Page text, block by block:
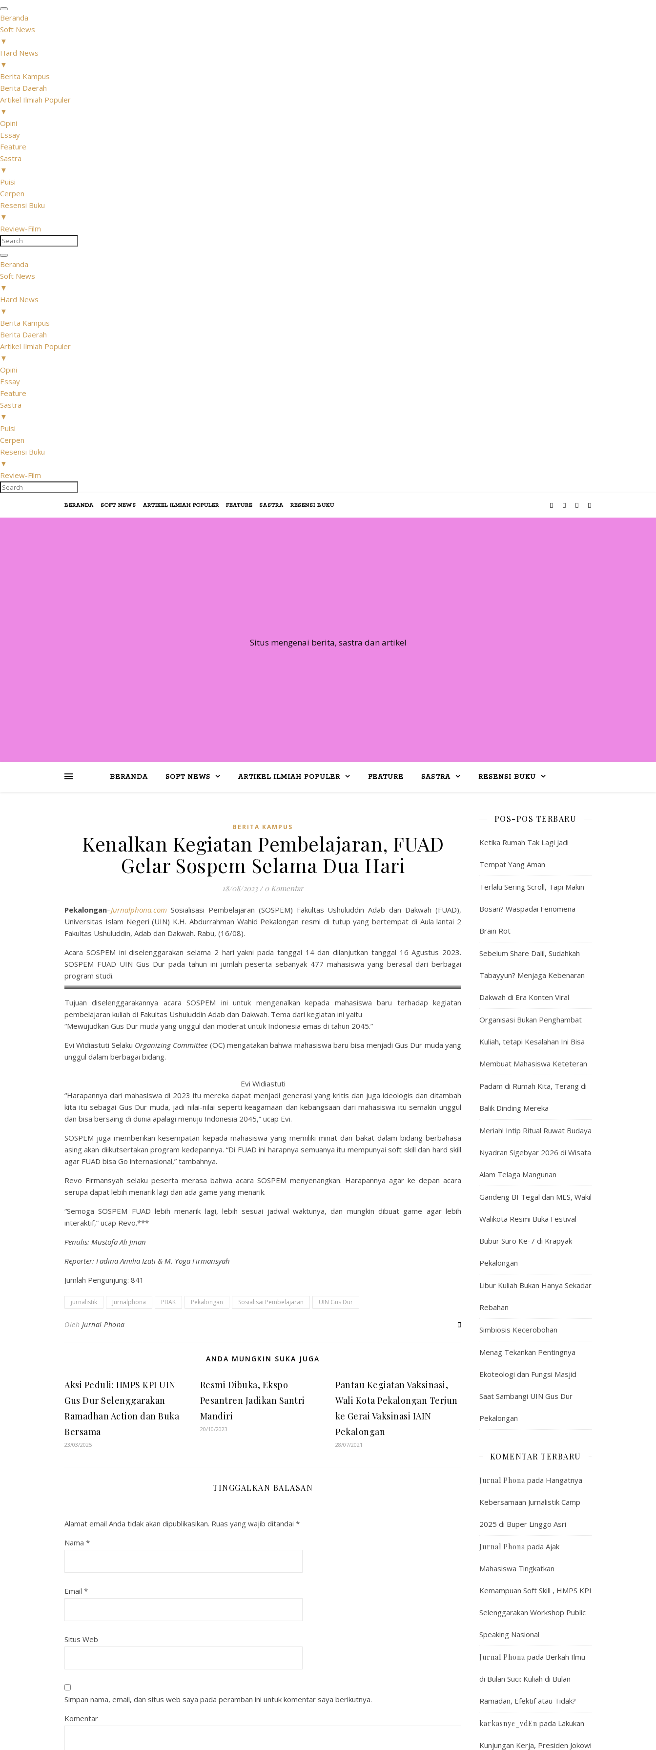
Beranda
Soft News
▼
Hard News
▼
Berita Kampus
Berita Daerah
Artikel Ilmiah Populer
▼
Opini
Essay
Feature
Sastra
▼
Puisi
Cerpen
Resensi Buku
▼
Review-Film
Beranda
Soft News
▼
Hard News
▼
Berita Kampus
Berita Daerah
Artikel Ilmiah Populer
▼
Opini
Essay
Feature
Sastra
▼
Puisi
Cerpen
Resensi Buku
▼
Review-Film
BERANDA SOFT NEWS ARTIKEL ILMIAH POPULER FEATURE SASTRA RESENSI BUKU
Situs mengenai berita, sastra dan artikel
BERANDA SOFT NEWS ARTIKEL ILMIAH POPULER FEATURE SASTRA RESENSI BUKU
BERITA KAMPUS
Kenalkan Kegiatan Pembelajaran, FUAD
Gelar Sospem Selama Dua Hari
18/08/2023 / 0 Komentar
Pekalongan–Jurnalphona.com Sosialisasi Pembelajaran (SOSPEM) Fakultas Ushuluddin Adab dan Dakwah (FUAD),
Universitas Islam Negeri (UIN) K.H. Abdurrahman Wahid Pekalongan resmi di tutup yang bertempat di Aula lantai 2
Fakultas Ushuluddin, Adab dan Dakwah. Rabu, (16/08).
Acara SOSPEM ini diselenggarakan selama 2 hari yakni pada tanggal 14 dan dilanjutkan tanggal 16 Agustus 2023.
SOSPEM FUAD UIN Gus Dur pada tahun ini jumlah peserta sebanyak 477 mahasiswa yang berasal dari berbagai
program studi.
Peserta Sospem FUAD 2023
Tujuan diselenggarakannya acara SOSPEM ini untuk mengenalkan kepada mahasiswa baru terhadap kegiatan
pembelajaran kuliah di Fakultas Ushuluddin Adab dan Dakwah. Tema dari kegiatan ini yaitu
“Mewujudkan Gus Dur muda yang unggul dan moderat untuk Indonesia emas di tahun 2045.”
Evi Widiastuti Selaku Organizing Committee (OC) mengatakan bahwa mahasiswa baru bisa menjadi Gus Dur muda yang
unggul dalam berbagai bidang.
Evi Widiastuti
“Harapannya dari mahasiswa di 2023 itu mereka dapat menjadi generasi yang kritis dan juga ideologis dan ditambah
kita itu sebagai Gus Dur muda, jadi nilai-nilai seperti keagamaan dan kebangsaan dari mahasiswa itu semakin unggul
dan bisa bersaing di dunia apalagi menuju Indonesia 2045,” ucap Evi.
SOSPEM juga memberikan kesempatan kepada mahasiswa yang memiliki minat dan bakat dalam bidang berbahasa
asing akan diikutsertakan program kedepannya. “Di FUAD ini harapnya semuanya itu mempunyai soft skill dan hard skill
agar FUAD bisa Go internasional,” tambahnya.
Revo Firmansyah selaku peserta merasa bahwa acara SOSPEM menyenangkan. Harapannya agar ke depan acara
serupa dapat lebih menarik lagi dan ada game yang menarik.
“Semoga SOSPEM FUAD lebih menarik lagi, lebih sesuai jadwal waktunya, dan mungkin dibuat game agar lebih
interaktif,” ucap Revo.***
Penulis: Mustofa Ali Jinan
Reporter: Fadina Amilia Izati & M. Yoga Firmansyah
Jumlah Pengunjung: 841
jurnalistik Jurnalphona PBAK Pekalongan Sosialisai Pembelajaran UIN Gus Dur
Oleh Jurnal Phona
ANDA MUNGKIN SUKA JUGA
Aksi Peduli: HMPS KPI UIN
Gus Dur Selenggarakan
Ramadhan Action dan Buka
Bersama
23/03/2025
Resmi Dibuka, Ekspo
Pesantren Jadikan Santri
Mandiri
20/10/2023
Pantau Kegiatan Vaksinasi,
Wali Kota Pekalongan Terjun
ke Gerai Vaksinasi IAIN
Pekalongan
28/07/2021
TINGGALKAN BALASAN
Alamat email Anda tidak akan dipublikasikan. Ruas yang wajib ditandai *
Nama *
Email *
Situs Web
Simpan nama, email, dan situs web saya pada peramban ini untuk komentar saya berikutnya.
Komentar
POS-POS TERBARU
Ketika Rumah Tak Lagi Jadi
Tempat Yang Aman
Terlalu Sering Scroll, Tapi Makin
Bosan? Waspadai Fenomena
Brain Rot
Sebelum Share Dalil, Sudahkah
Tabayyun? Menjaga Kebenaran
Dakwah di Era Konten Viral
Organisasi Bukan Penghambat
Kuliah, tetapi Kesalahan Ini Bisa
Membuat Mahasiswa Keteteran
Padam di Rumah Kita, Terang di
Balik Dinding Mereka
Meriah! Intip Ritual Ruwat Budaya
Nyadran Sigebyar 2026 di Wisata
Alam Telaga Mangunan
Gandeng BI Tegal dan MES, Wakil
Walikota Resmi Buka Festival
Bubur Suro Ke-7 di Krapyak
Pekalongan
Libur Kuliah Bukan Hanya Sekadar
Rebahan
Simbiosis Kecerobohan
Menag Tekankan Pentingnya
Ekoteologi dan Fungsi Masjid
Saat Sambangi UIN Gus Dur
Pekalongan
KOMENTAR TERBARU
Jurnal Phona pada Hangatnya
Kebersamaan Jurnalistik Camp
2025 di Buper Linggo Asri
Jurnal Phona pada Ajak
Mahasiswa Tingkatkan
Kemampuan Soft Skill , HMPS KPI
Selenggarakan Workshop Public
Speaking Nasional
Jurnal Phona pada Berkah Ilmu
di Bulan Suci: Kuliah di Bulan
Ramadan, Efektif atau Tidak?
karkasnye_vdEn pada Lakukan
Kunjungan Kerja, Presiden Jokowi